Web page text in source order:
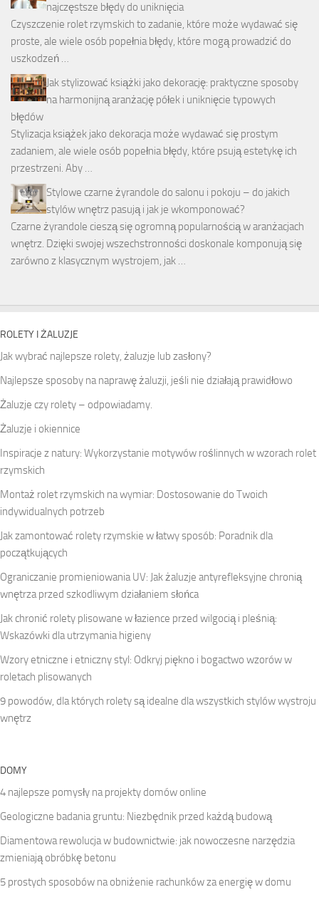
najczęstsze błędy do uniknięcia
Czyszczenie rolet rzymskich to zadanie, które może wydawać się
proste, ale wiele osób popełnia błędy, które mogą prowadzić do
uszkodzeń …
Jak stylizować książki jako dekorację: praktyczne sposoby
na harmonijną aranżację półek i uniknięcie typowych
błędów
Stylizacja książek jako dekoracja może wydawać się prostym
zadaniem, ale wiele osób popełnia błędy, które psują estetykę ich
przestrzeni. Aby …
Stylowe czarne żyrandole do salonu i pokoju – do jakich
stylów wnętrz pasują i jak je wkomponować?
Czarne żyrandole cieszą się ogromną popularnością w aranżacjach
wnętrz. Dzięki swojej wszechstronności doskonale komponują się
zarówno z klasycznym wystrojem, jak …
ROLETY I ŻALUZJE
Jak wybrać najlepsze rolety, żaluzje lub zasłony?
Najlepsze sposoby na naprawę żaluzji, jeśli nie działają prawidłowo
Żaluzje czy rolety – odpowiadamy.
Żaluzje i okiennice
Inspiracje z natury: Wykorzystanie motywów roślinnych w wzorach rolet
rzymskich
Montaż rolet rzymskich na wymiar: Dostosowanie do Twoich
indywidualnych potrzeb
Jak zamontować rolety rzymskie w łatwy sposób: Poradnik dla
początkujących
Ograniczanie promieniowania UV: Jak żaluzje antyrefleksyjne chronią
wnętrza przed szkodliwym działaniem słońca
Jak chronić rolety plisowane w łazience przed wilgocią i pleśnią:
Wskazówki dla utrzymania higieny
Wzory etniczne i etniczny styl: Odkryj piękno i bogactwo wzorów w
roletach plisowanych
9 powodów, dla których rolety są idealne dla wszystkich stylów wystroju
wnętrz
DOMY
4 najlepsze pomysły na projekty domów online
Geologiczne badania gruntu: Niezbędnik przed każdą budową
Diamentowa rewolucja w budownictwie: jak nowoczesne narzędzia
zmieniają obróbkę betonu
5 prostych sposobów na obniżenie rachunków za energię w domu